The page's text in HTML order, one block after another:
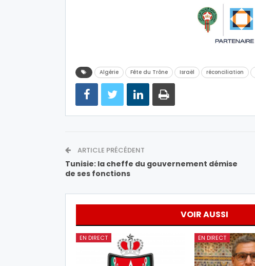
Algérie Fête du Trône Israël réconciliation
ARTICLE PRÉCÉDENT
Tunisie: la cheffe du gouvernement démise
de ses fonctions
VOIR AUSSI
EN DIRECT EN DIRECT